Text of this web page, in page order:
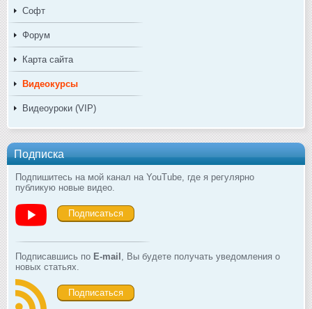
Софт
Форум
Карта сайта
Видеокурсы
Видеоуроки (VIP)
Подписка
Подпишитесь на мой канал на YouTube, где я регулярно
публикую новые видео.
Подписаться
Подписавшись по E-mail , Вы будете получать уведомления о
новых статьях.
Подписаться